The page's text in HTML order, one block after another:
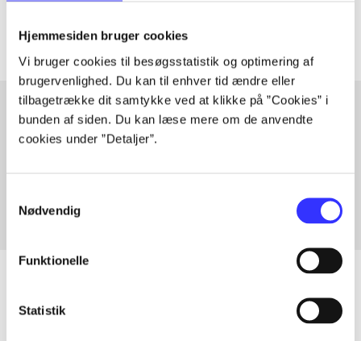
Hjemmesiden bruger cookies
Vi bruger cookies til besøgsstatistik og optimering af
brugervenlighed. Du kan til enhver tid ændre eller
tilbagetrække dit samtykke ved at klikke på ”Cookies” i
bunden af siden. Du kan læse mere om de anvendte
cookies under ”Detaljer”.
Nødvendig
Funktionelle
Statistik
Artiklerne i handler ofte om
Artikler med samme emner